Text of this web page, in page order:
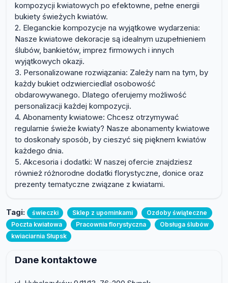
kompozycji kwiatowych po efektowne, pełne energii
bukiety świeżych kwiatów.
2. Eleganckie kompozycje na wyjątkowe wydarzenia:
Nasze kwiatowe dekoracje są idealnym uzupełnieniem
ślubów, bankietów, imprez firmowych i innych
wyjątkowych okazji.
3. Personalizowane rozwiązania: Zależy nam na tym, by
każdy bukiet odzwierciedlał osobowość
obdarowywanego. Dlatego oferujemy możliwość
personalizacji każdej kompozycji.
4. Abonamenty kwiatowe: Chcesz otrzymywać
regularnie świeże kwiaty? Nasze abonamenty kwiatowe
to doskonały sposób, by cieszyć się pięknem kwiatów
każdego dnia.
5. Akcesoria i dodatki: W naszej ofercie znajdziesz
również różnorodne dodatki florystyczne, donice oraz
prezenty tematyczne związane z kwiatami.
Tagi: świeczki Sklep z upominkami
Ozdoby świąteczne
Poczta kwiatowa
Pracownia florystyczna
Obsługa ślubów
kwiaciarnia Słupsk
Dane kontaktowe